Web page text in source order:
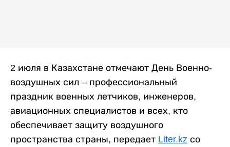
2 июля в Казахстане отмечают День Военно-
воздушных сил – профессиональный
праздник военных летчиков, инженеров,
авиационных специалистов и всех, кто
обеспечивает защиту воздушного
пространства страны, передает Liter.kz со